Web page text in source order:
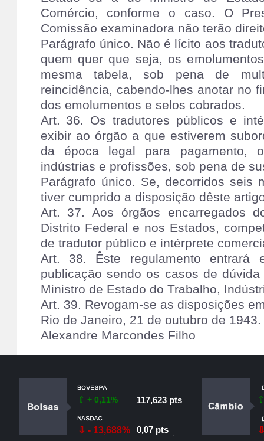
Comércio, conforme o caso. O
Comissão examinadora não terão
Parágrafo único. Não é lícito aos
quem quer que seja, os
mesma tabela, sob pena de
reincidência, cabendo-lhes anotar no
dos emolumentos e selos cobrados.
Art. 36. Os tradutores públicos e
exibir ao órgão a que estiverem
da época legal para pagamento,
indústrias e profissões, sob pena de
Parágrafo único. Se, decorridos seis
tiver cumprido a disposição dêste
Art. 37. Aos órgãos encarregados
Distrito Federal e nos Estados,
de tradutor público e intérprete
Art. 38. Êste regulamento
publicação sendo os casos de
Ministro de Estado do Trabalho,
Art. 39. Revogam-se as disposições
Rio de Janeiro, 21 de outubro de 1943.
Alexandre Marcondes Filho
⇧ + 0,11% 117,623 pts
⇩ - 13,688% 0,07 pts